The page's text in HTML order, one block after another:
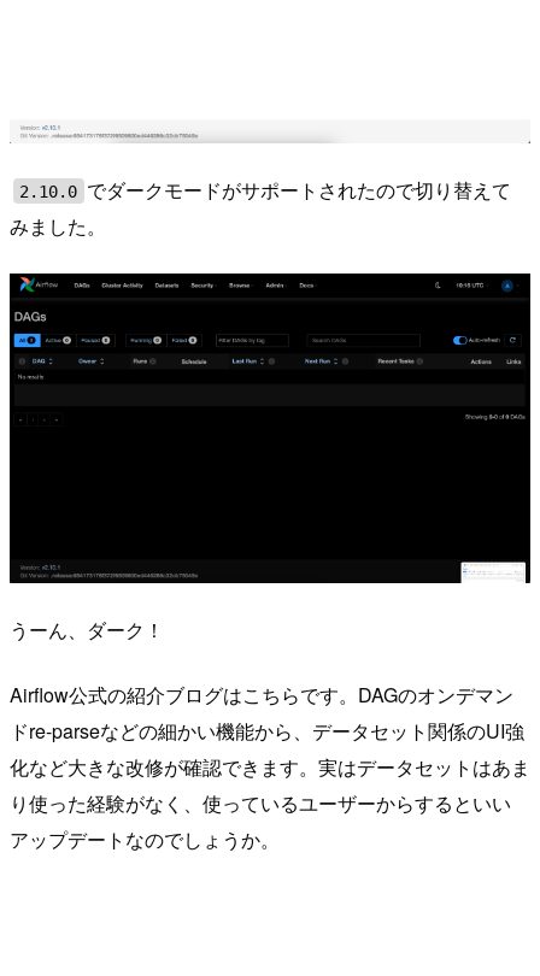
2.10.0 でダークモードがサポートされたので切り替えて
みました。
うーん、ダーク！
Airflow公式の紹介ブログはこちらです。DAGのオンデマン
ドre-parseなどの細かい機能から、データセット関係のUI強
化など大きな改修が確認できます。実はデータセットはあま
り使った経験がなく、使っているユーザーからするといい
アップデートなのでしょうか。